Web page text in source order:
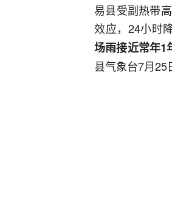
易县受副热带
效应，24小时
场雨接近常年1
县气象台7月25